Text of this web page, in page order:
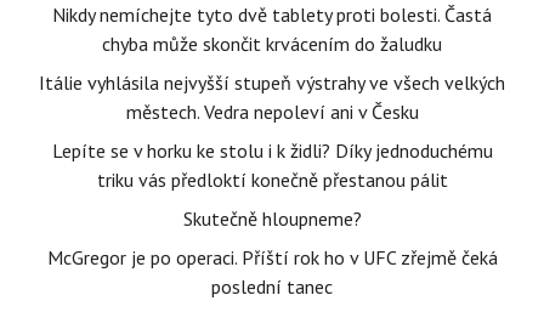
Nikdy nemíchejte tyto dvě tablety proti bolesti. Častá
chyba může skončit krvácením do žaludku
Itálie vyhlásila nejvyšší stupeň výstrahy ve všech velkých
městech. Vedra nepoleví ani v Česku
Lepíte se v horku ke stolu i k židli? Díky jednoduchému
triku vás předloktí konečně přestanou pálit
Skutečně hloupneme?
McGregor je po operaci. Příští rok ho v UFC zřejmě čeká
poslední tanec